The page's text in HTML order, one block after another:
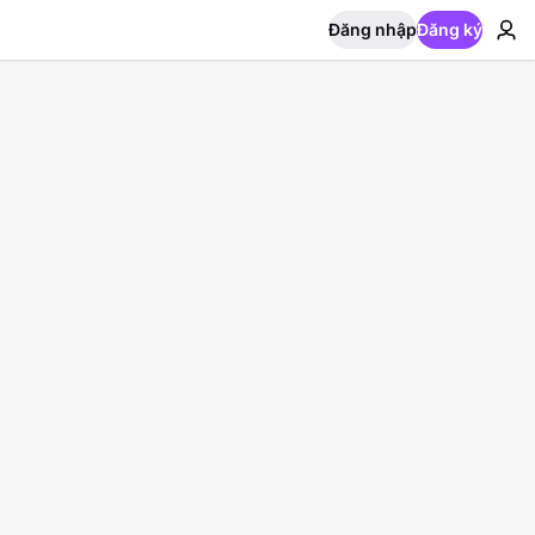
Đăng nhậpĐăng ký